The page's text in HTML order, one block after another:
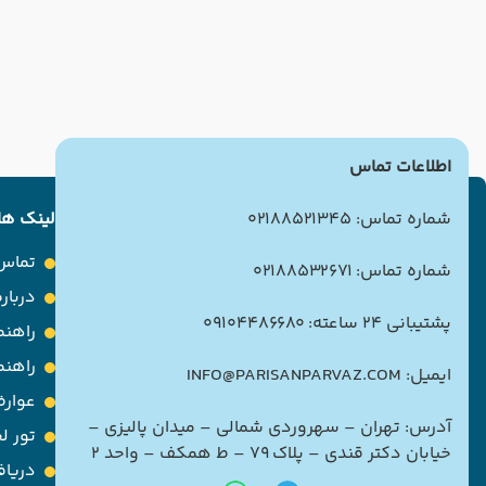
اطلاعات تماس
شماره تماس: 02188521345
شماره تماس: 02188532671
پشتیبانی 24 ساعته: 09104486680
ایمیل: INFO@PARISANPARVAZ.COM
آدرس: تهران – سهروردی شمالی – میدان پالیزی –
خیابان دکتر قندی – پلاک ۷۹ – ط همکف – واحد ۲
لینک
تور